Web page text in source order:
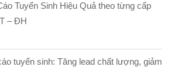
Tuyển Sinh Hiệu Quả theo từng cấp
– ĐH
tuyển sinh: Tăng lead chất lượng, giảm